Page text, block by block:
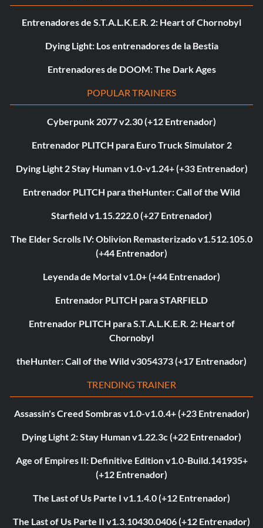
Entrenadores de S.T.A.L.K.E.R. 2: Heart of Chornobyl
Dying Light: Los entrenadores de la Bestia
Entrenadores de DOOM: The Dark Ages
POPULAR TRAINERS
Cyberpunk 2077 v2.30 (+12 Entrenador)
Entrenador PLITCH para Euro Truck Simulator 2
Dying Light 2 Stay Human v1.0-v1.24+ (+33 Entrenador)
Entrenador PLITCH para theHunter: Call of the Wild
Starfield v1.15.222.0 (+27 Entrenador)
The Elder Scrolls IV: Oblivion Remasterizado v1.512.105.0
(+44 Entrenador)
Leyenda de Mortal v1.0+ (+44 Entrenador)
Entrenador PLITCH para STARFIELD
Entrenador PLITCH para S.T.A.L.K.E.R. 2: Heart of
Chornobyl
theHunter: Call of the Wild v3054373 (+17 Entrenador)
TRENDING TRAINER
Assassin's Creed Sombras v1.0-v1.0.4+ (+23 Entrenador)
Dying Light 2: Stay Human v1.22.3c (+22 Entrenador)
Age of Empires II: Definitive Edition v1.0-Build.141935+
(+12 Entrenador)
The Last of Us Parte I v1.1.4.0 (+12 Entrenador)
The Last of Us Parte II v1.3.10430.0406 (+12 Entrenador)